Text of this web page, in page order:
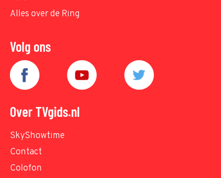
Alles over de Ring
Volg ons
Over TVgids.nl
SkyShowtime
Contact
Colofon